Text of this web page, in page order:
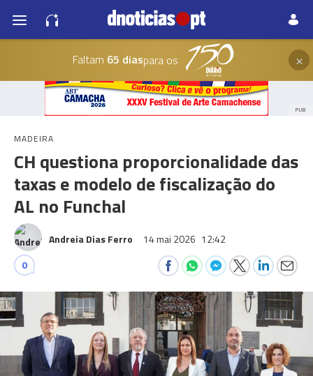
Faltam 65 diaspara os ×
PUB
MADEIRA
CH questiona proporcionalidade das
taxas e modelo de fiscalização do
AL no Funchal
Andreia Dias Ferro 14 mai 2026 12:42
0